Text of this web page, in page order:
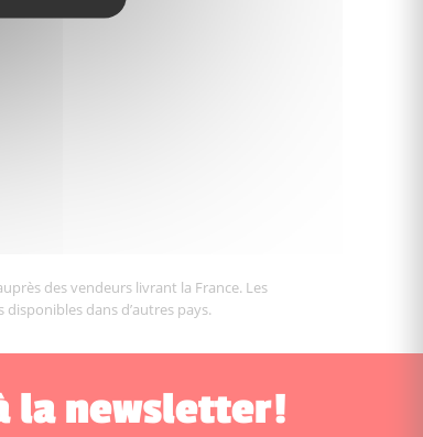
des vendeurs livrant la France. Les
dans d’autres pays.
la newsletter!